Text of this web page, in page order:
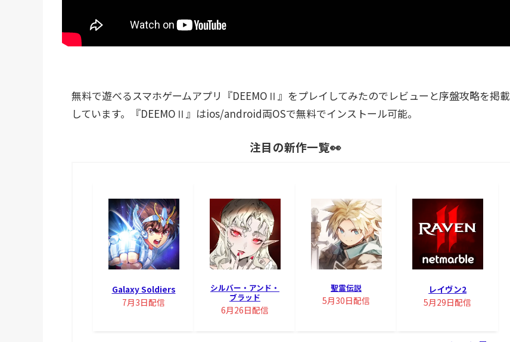
無料で遊べるスマホゲームアプリ『DEEMOⅡ』をプレイしてみたのでレビューと序盤攻略を掲載
しています。『DEEMOⅡ』はios/android両OSで無料でインストール可能。
注目の新作一覧👀
Galaxy Soldiers
7月3日配信
シルバー・アンド・
ブラッド
6月26日配信
聖霊伝説
5月30日配信
レイヴン2
5月29日配信